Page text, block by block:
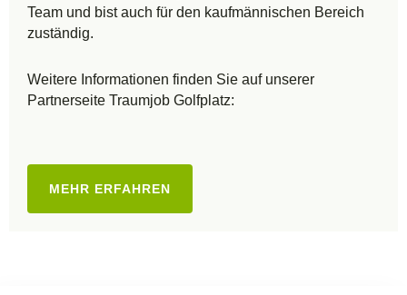
Team und bist auch für den kaufmännischen Bereich
zuständig.
Weitere Informationen finden Sie auf unserer
Partnerseite Traumjob Golfplatz:
MEHR ERFAHREN